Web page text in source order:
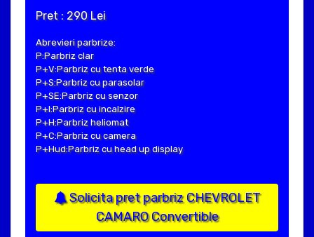
Pret : 290 Lei
Abrevieri parbrize:
P:Parbriz clar
P+V:Parbriz cu tenta verde
P+S:Parbriz cu parasolar
P+SE:Parbriz cu senzor
P+I:Parbriz cu incalzire
P+H:Parbriz heliomat
P+C:Parbriz cu camera
P+Hud:Parbriz cu head up display
Solicita pret parbriz CHEVROLET
CAMARO Convertible